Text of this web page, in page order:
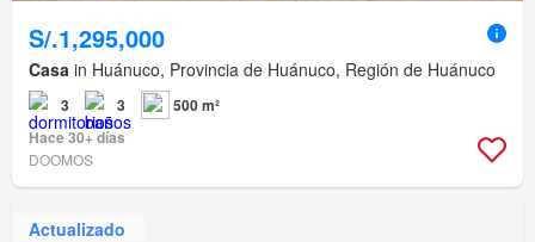
S/.1,295,000
Casa in Huánuco, Provincia de Huánuco, Región de Huánuco
3 3
500 m²
Hace 30+ días
DOOMOS
Actualizado